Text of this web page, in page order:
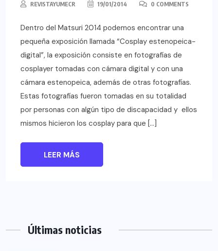
REVISTAYUMECR 19/01/2014 0 COMMENTS
Dentro del Matsuri 2014 podemos encontrar una
pequeña exposición llamada “Cosplay estenopeica-
digital”, la exposición consiste en fotografías de
cosplayer tomadas con cámara digital y con una
cámara estenopeica, además de otras fotografías.
Estas fotografías fueron tomadas en su totalidad
por personas con algún tipo de discapacidad y ellos
mismos hicieron los cosplay para que […]
LEER MÁS
Últimas noticias